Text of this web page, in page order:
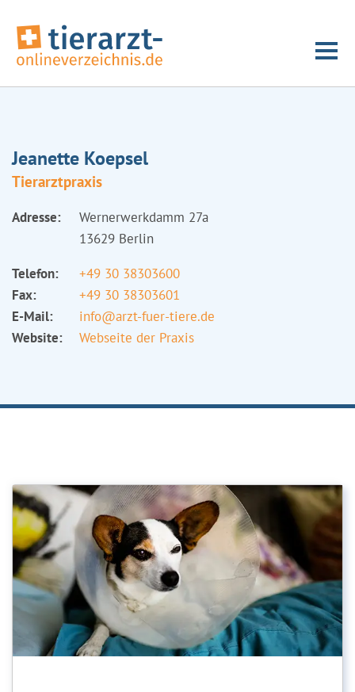
Jeanette Koepsel
Tierarztpraxis
Adresse:
Wernerwerkdamm 27a
13629 Berlin
Telefon:
+49 30 38303600
Fax:
+49 30 38303601
E-Mail:
info@arzt-fuer-tiere.de
Website:
Webseite der Praxis